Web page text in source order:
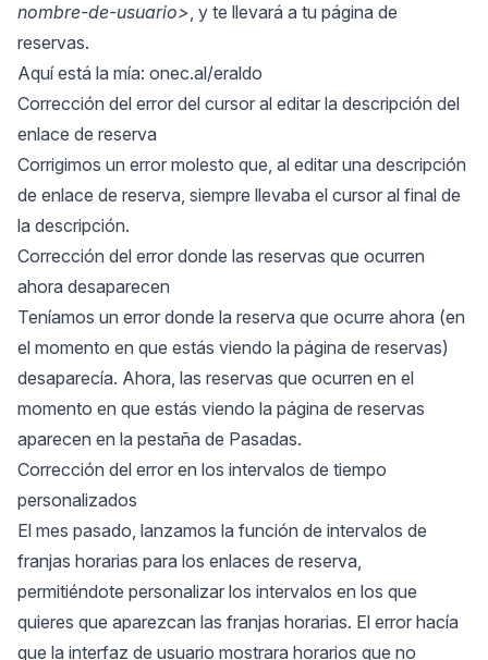
nombre-de-usuario>, y te llevará a tu página de
reservas.
Aquí está la mía: onec.al/eraldo
Corrección del error del cursor al editar la descripción del
enlace de reserva
Corrigimos un error molesto que, al editar una descripción
de enlace de reserva, siempre llevaba el cursor al final de
la descripción.
Corrección del error donde las reservas que ocurren
ahora desaparecen
Teníamos un error donde la reserva que ocurre ahora (en
el momento en que estás viendo la página de reservas)
desaparecía. Ahora, las reservas que ocurren en el
momento en que estás viendo la página de reservas
aparecen en la pestaña de Pasadas.
Corrección del error en los intervalos de tiempo
personalizados
El mes pasado, lanzamos la función de intervalos de
franjas horarias para los enlaces de reserva,
permitiéndote personalizar los intervalos en los que
quieres que aparezcan las franjas horarias. El error hacía
que la interfaz de usuario mostrara horarios que no